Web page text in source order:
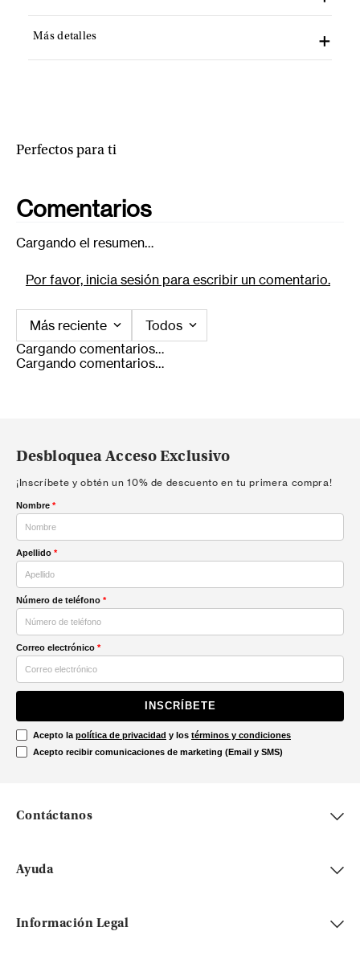
Más detalles
Perfectos para ti
Comentarios
Cargando el resumen…
Por favor, inicia sesión para escribir un comentario.
Más reciente
Todos
Cargando comentarios…
Cargando comentarios…
Desbloquea Acceso Exclusivo
¡Inscríbete y obtén un 10% de descuento en tu primera compra!
Nombre *
Apellido *
Número de teléfono *
Correo electrónico *
INSCRÍBETE
Acepto la política de privacidad y los términos y condiciones
Acepto recibir comunicaciones de marketing (Email y SMS)
Contáctanos
Ayuda
Información Legal